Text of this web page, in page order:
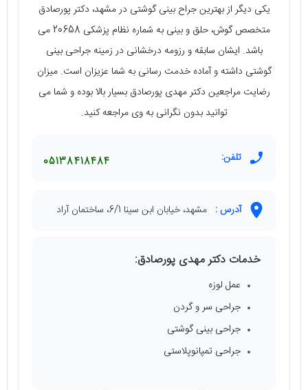
یکی دیگر از بهترین جراح بینی گوشتی در مشهد، دکتر پورصادق
متخصص گوش، حلق و بینی به شماره نظام پزشکی 20658 می
باشد. ایشان سابقه و رزومه درخشانی در زمینه جراحی بینی
گوشتی داشته و آماده خدمت رسانی به شما عزیزان است. میزان
رضایت مراجعین دکتر مهدی پورصادق بسیار بالا بوده و شما می
توانید بدون نگرانی به وی مراجعه کنید.
تلفن: 05138418484
آدرس : مشهد، خیابان ابن سینا 6/1، ساختمان آراد
خدمات دکتر مهدی پورصادق:
عمل لوزه
جراحی سر و گردن
جراحی بینی گوشتی
جراحی تمپانوپلاستی